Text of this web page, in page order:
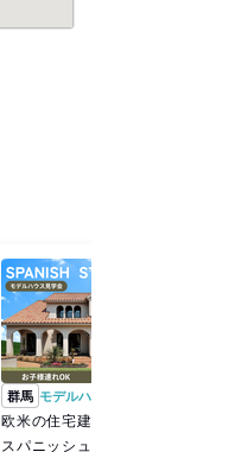
群馬 モデルハウス
欧米の住宅建築を彩る、
スパニッシュ様式のモデ